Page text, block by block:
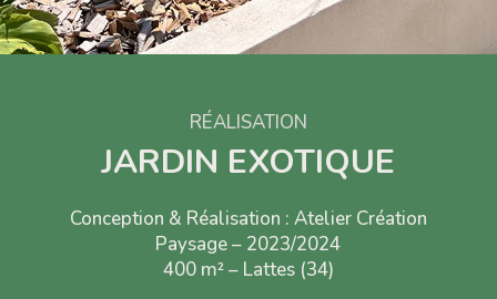
RÉALISATION
JARDIN EXOTIQUE
Conception & Réalisation : Atelier Création
Paysage – 2023/2024
400 m²– Lattes (34)